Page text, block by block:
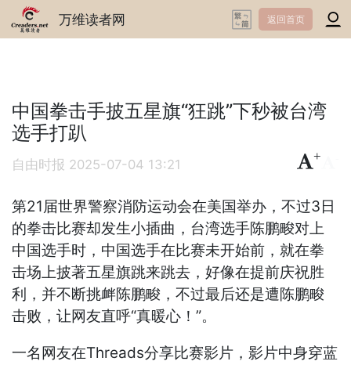
万维读者网 返回首页
中国拳击手披五星旗“狂跳”下秒被台湾
选手打趴
自由时报 2025-07-04 13:21
+
第21届世界警察消防运动会在美国举办，不过3日
的拳击比赛却发生小插曲，台湾选手陈鹏畯对上
中国选手时，中国选手在比赛未开始前，就在拳
击场上披著五星旗跳来跳去，好像在提前庆祝胜
利，并不断挑衅陈鹏畯，不过最后还是遭陈鹏畯
击败，让网友直呼“真暖心！”。
一名网友在Threads分享比赛影片，影片中身穿蓝